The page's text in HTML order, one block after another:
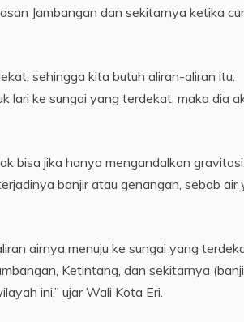
Jambangan dan sekitarnya ketika
sehingga kita butuh aliran-aliran itu.
lari ke sungai yang terdekat, maka dia
bisa jika hanya mengandalkan
banjir atau genangan, sebab air
airnya menuju ke sungai yang
Ketintang, dan sekitarnya
ini,” ujar Wali Kota Eri.